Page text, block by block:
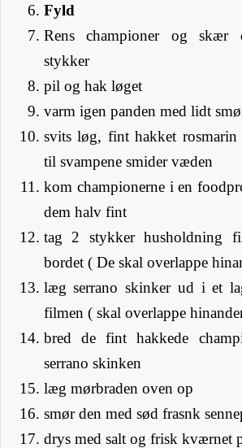
Fyld
Rens championer og skær
stykker
pil og hak løget
varm igen panden med lidt
svits løg, fint hakket rosmarin
til svampene smider væden
kom championerne i en
dem halv fint
tag 2 stykker husholdning
bordet ( De skal overlappe
læg serrano skinker ud i et
filmen ( skal overlappe
bred de fint hakkede
serrano skinken
læg mørbraden oven op
smør den med sød frasnk
drys med salt og frisk kværnet